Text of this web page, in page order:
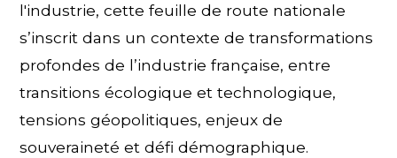
l'industrie, cette feuille de route nationale
s’inscrit dans un contexte de transformations
profondes de l’industrie française, entre
transitions écologique et technologique,
tensions géopolitiques, enjeux de
souveraineté et défi démographique.